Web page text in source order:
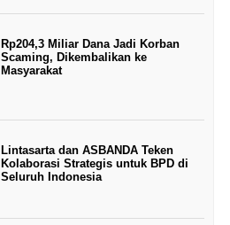
Rp204,3 Miliar Dana Jadi Korban
Scaming, Dikembalikan ke
Masyarakat
Lintasarta dan ASBANDA Teken
Kolaborasi Strategis untuk BPD di
Seluruh Indonesia